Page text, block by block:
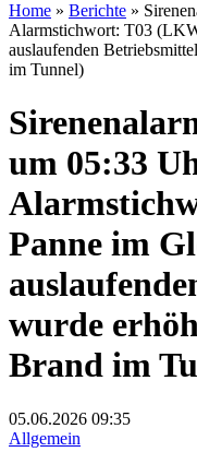
Home » Berichte »
Alarmstichwort: T03
auslaufenden
im Tunnel)
um 05:33
Panne im
wurde
Brand im
05.06.2026 09:35
Allgemein